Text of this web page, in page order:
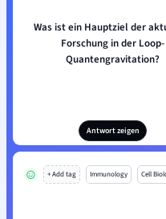
Was ist ein Hauptziel der
Forschung in der Loop-
Quantengravitation?
Antwort zeigen
+ Add tag Immunology Cell